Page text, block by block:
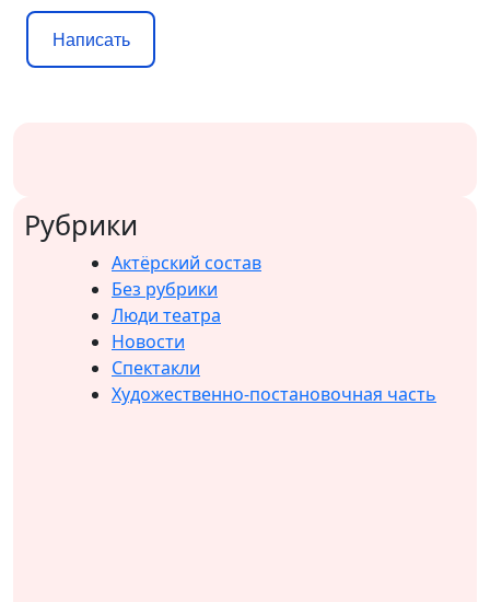
Написать
Рубрики
Актёрский состав
Без рубрики
Люди театра
Новости
Спектакли
Художественно-постановочная часть